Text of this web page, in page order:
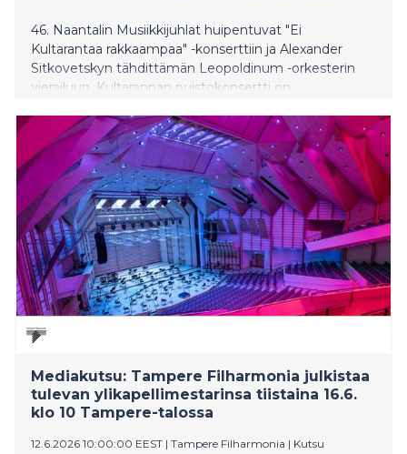
46. Naantalin Musiikkijuhlat huipentuvat "Ei
Kultarantaa rakkaampaa" -konserttiin ja Alexander
Sitkovetskyn tähdittämän Leopoldinum -orkesterin
vierailuun. Kultarannan puistokonsertti on
Mediakutsu: Tampere Filharmonia julkistaa
tulevan ylikapellimestarinsa tiistaina 16.6.
klo 10 Tampere-talossa
12.6.2026 10:00:00 EEST | Tampere Filharmonia | Kutsu